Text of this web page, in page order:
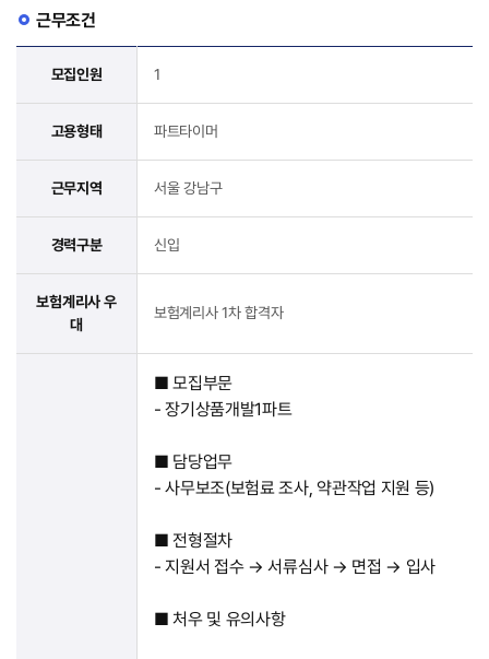
근무조건
모집인원 1
고용형태 파트타이머
근무지역 서울 강남구
경력구분 신입
보험계리사 우
대
보험계리사 1차 합격자
■ 모집부문
- 장기상품개발1파트
■ 담당업무
- 사무보조(보험료 조사, 약관작업 지원 등)
■ 전형절차
- 지원서 접수 → 서류심사 → 면접 → 입사
■ 처우 및 유의사항